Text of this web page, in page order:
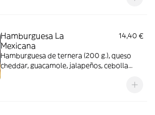
Hamburguesa La
Mexicana
14,40 €
Hamburguesa de ternera (200 g.), queso
cheddar, guacamole, jalapeños, cebolla